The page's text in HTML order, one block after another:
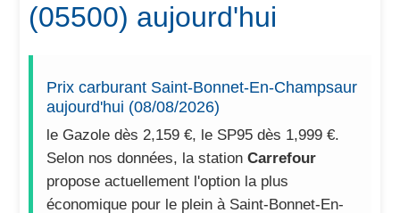
(05500) aujourd'hui
Prix carburant Saint-Bonnet-En-Champsaur
aujourd'hui (08/08/2026)
le Gazole dès 2,159 €, le SP95 dès 1,999 €.
Selon nos données, la stationCarrefour
propose actuellement l'option la plus
économique pour le plein à Saint-Bonnet-En-